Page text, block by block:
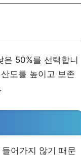
은 50%를 선택합니
도를 높이고 보존
어가지 않기 때문